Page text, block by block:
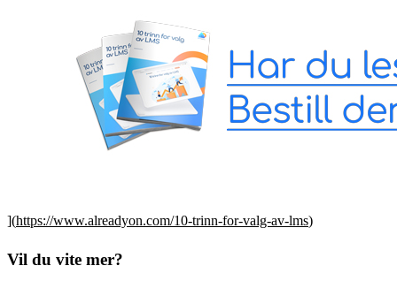
](https://www.alreadyon.com/10-trinn-for-valg-av-lms)
Vil du vite mer?